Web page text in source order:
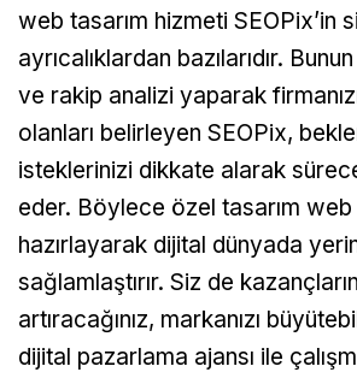
web tasarım hizmeti SEOPix’in
ayrıcalıklardan bazılarıdır.
ve rakip analizi yaparak
olanları belirleyen SEOPix,
isteklerinizi dikkate alarak
eder. Böylece özel tasarım
hazırlayarak dijital dünyada
sağlamlaştırır. Siz de
artıracağınız, markanızı
dijital pazarlama ajansı ile